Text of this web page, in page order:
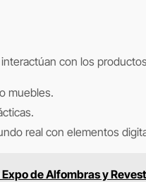
con los
muebles.
real con elementos
de Alfombras y